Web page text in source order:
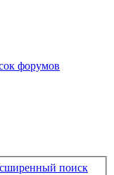
форумов
поиск